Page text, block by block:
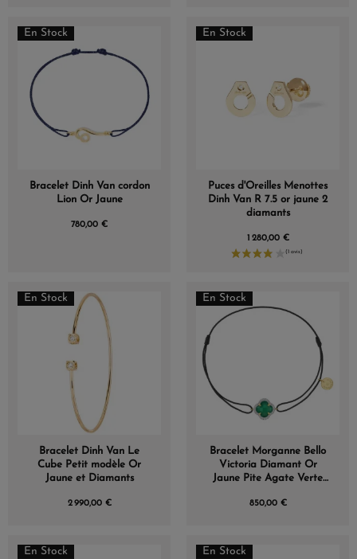
En Stock
Bracelet Dinh Van cordon
Lion Or Jaune
780,00 €
En Stock
Puces d'Oreilles Menottes
Dinh Van R 7.5 or jaune 2
diamants
1 280,00 €
En Stock
Bracelet Dinh Van Le
Cube Petit modèle Or
Jaune et Diamants
2 990,00 €
En Stock
Bracelet Morganne Bello
Victoria Diamant Or
Jaune Pite Agate Verte
850,00 €
En Stock En Stock